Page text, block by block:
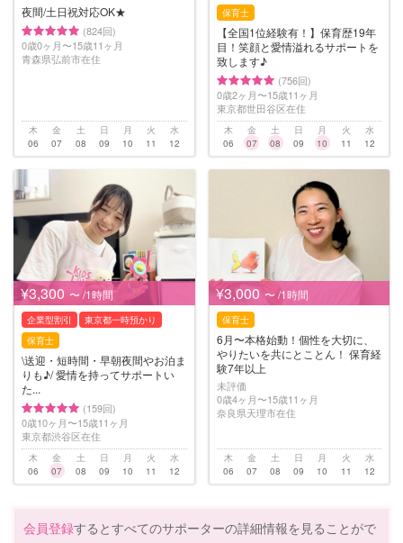
夜間/土日祝対応OK★
(824回)
0歳0ヶ月〜15歳11ヶ月
青森県弘前市在住
木
06
金
07
土
08
日
09
月
10
火
11
水
12
保育士
【全国1位経験有！】保育歴19年
目！笑顔と愛情溢れるサポートを
致します♪
(756回)
0歳2ヶ月〜15歳11ヶ月
東京都世田谷区在住
木
06
金
07
土
08
日
09
月
10
火
11
水
12
¥3,300 〜 /1時間
企業型割引
東京都一時預かり
保育士
\送迎・短時間・早朝夜間やお泊ま
りも♪/ 愛情を持ってサポートい
た...
(159回)
0歳10ヶ月〜15歳11ヶ月
東京都渋谷区在住
木
06
金
07
土
08
日
09
月
10
火
11
水
12
¥3,000 〜 /1時間
保育士
6月〜本格始動！個性を大切に、
やりたいを共にとことん！ 保育経
験7年以上
未評価
0歳4ヶ月〜15歳11ヶ月
奈良県天理市在住
木
06
金
07
土
08
日
09
月
10
火
11
水
12
会員登録するとすべてのサポーターの詳細情報を見ることがで